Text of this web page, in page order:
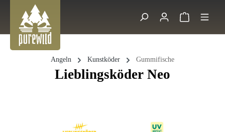
Zum Hauptinhalt springen
Suche
Angeln Kunstköder Gummifische
Lieblingsköder Neo